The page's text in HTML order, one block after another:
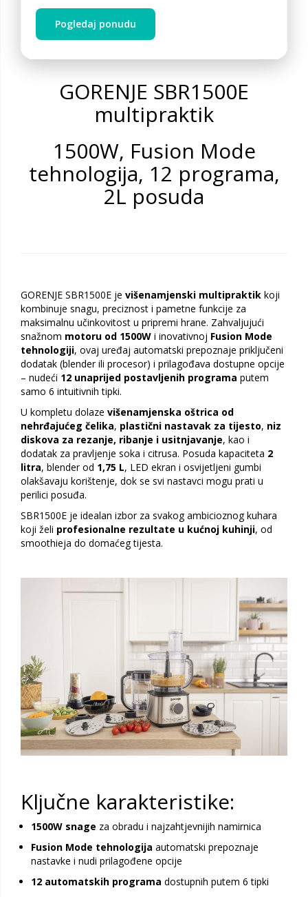
Pogledaj ponudu
GORENJE SBR1500E
multipraktik
1500W, Fusion Mode
tehnologija, 12 programa,
2L posuda
GORENJE SBR1500E je višenamjenski multipraktik koji
kombinuje snagu, preciznost i pametne funkcije za
maksimalnu učinkovitost u pripremi hrane. Zahvaljujući
snažnom motoru od 1500W i inovativnoj Fusion Mode
tehnologiji, ovaj uređaj automatski prepoznaje priključeni
dodatak (blender ili procesor) i prilagođava dostupne opcije
– nudeći 12 unaprijed postavljenih programa putem
samo 6 intuitivnih tipki.
U kompletu dolaze višenamjenska oštrica od
nehrđajućeg čelika, plastični nastavak za tijesto, niz
diskova za rezanje, ribanje i usitnjavanje, kao i
dodatak za pravljenje soka i citrusa. Posuda kapaciteta 2
litra, blender od 1,75 L, LED ekran i osvijetljeni gumbi
olakšavaju korištenje, dok se svi nastavci mogu prati u
perilici posuđa.
SBR1500E je idealan izbor za svakog ambicioznog kuhara
koji želi profesionalne rezultate u kućnoj kuhinji, od
smoothieja do domaćeg tijesta.
Ključne karakteristike:
1500W snage za obradu i najzahtjevnijih namirnica
Fusion Mode tehnologija automatski prepoznaje
nastavke i nudi prilagođene opcije
12 automatskih programa dostupnih putem 6 tipki